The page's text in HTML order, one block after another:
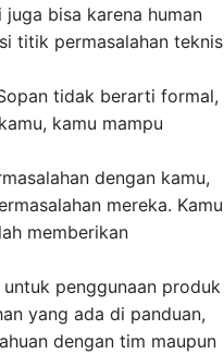
bisa karena human
titik permasalahan teknis
tidak berarti formal,
kamu mampu
dengan kamu,
mereka. Kamu
memberikan
penggunaan produk
yang ada di panduan,
dengan tim maupun